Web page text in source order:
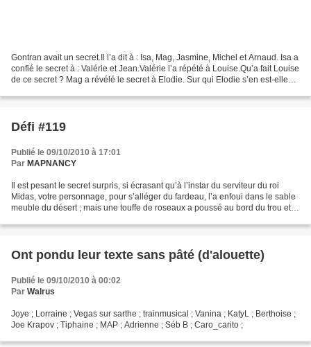
Gontran avait un secret.Il l’a dit à : Isa, Mag, Jasmine, Michel et Arnaud. Isa a
confié le secret à : Valérie et Jean.Valérie l’a répété à Louise.Qu’a fait Louise
de ce secret ? Mag a révélé le secret à Elodie. Sur qui Elodie s’en est-elle
Défi #119
Publié le 09/10/2010 à 17:01
Par MAPNANCY
Il est pesant le secret surpris, si écrasant qu’à l’instar du serviteur du roi
Midas, votre personnage, pour s’alléger du fardeau, l’a enfoui dans le sable
meuble du désert ; mais une touffe de roseaux a poussé au bord du trou et le
Ont pondu leur texte sans pâté (d'alouette)
Publié le 09/10/2010 à 00:02
Par Walrus
Joye ; Lorraine ; Vegas sur sarthe ; trainmusical ; Vanina ; KatyL ; Berthoise ;
Joe Krapov ; Tiphaine ; MAP ; Adrienne ; Séb B ; Caro_carito ;